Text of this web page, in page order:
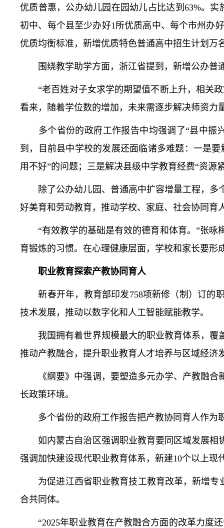
优质普惠，公办幼儿园在园幼儿占比达到63%。
初中、每个县至少办好1所优质高中、每个市州办
优质均衡标准，新增优质特色普通高中招生计划万
围绕教学助学方面，浙江省提到，新增公办普
“老百姓对子女求学的期望值不断上升，相关政
看来，随着学位数的增加，未来需逐步解决师资力
多个省份的政府工作报告中均强调了“县中振
到，目前县中学校的发展还面临诸多难题：一是
用不好”的问题；三是解决县级中学教育经费“资源
除了公办幼儿园、普通高中扩容增量工程，多
好美育和劳动教育，推动学校、家庭、社会协同
“有效教学的基础是有效的德育和体育。”张咏
育锻炼的习惯。在心理健康层面，学校和家长要形
职业教育探索产教协同育人
新春开年，教育部印发758项新修（制）订的职
技术发展，推动以数字化和人工智能赋能教学。
我国拥有着世界规模最大的职业教育体系，覆
推动产教融合，提升职业教育人才培养与区域经济
《纲要》中强调，要塑造多元办学、产教融合
长政策环境。
多个省份的政府工作报告把产教协同育人作为
如内蒙古自治区强调职业教育要同区域发展相
强调加快建设现代职业教育体系，新建10个以上现
为促进江西省职业教育技工教育改革，新增专
合共同体。
“2025年职业教育在产教融合方面的改革力度还